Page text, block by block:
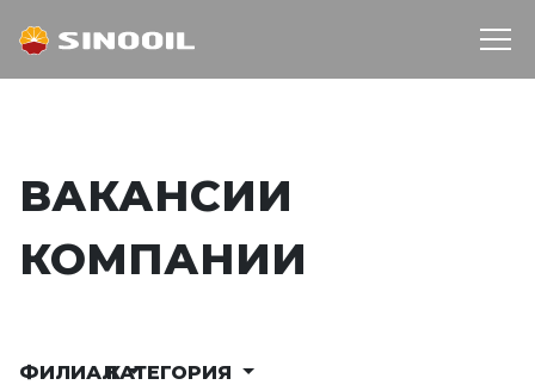
ВАКАНСИИ
КОМПАНИИ
ФИЛИАЛКАТЕГОРИЯ